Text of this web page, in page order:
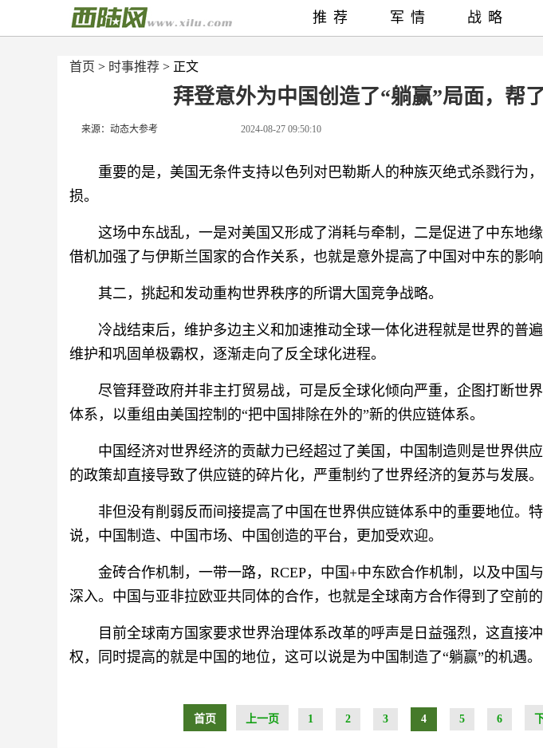
首页 > 时事推荐 > 正文
拜登意外为中国创造了“躺赢”局面，帮
来源：动态大参考 2024-08-27 09:50:10
重要的是，美国无条件支持以色列对巴勒斯人的种族灭绝式杀戮行为
损。
这场中东战乱，一是对美国又形成了消耗与牵制，二是促进了中东地
借机加强了与伊斯兰国家的合作关系，也就是意外提高了中国对中东的影响
其二，挑起和发动重构世界秩序的所谓大国竞争战略。
冷战结束后，维护多边主义和加速推动全球一体化进程就是世界的普
维护和巩固单极霸权，逐渐走向了反全球化进程。
尽管拜登政府并非主打贸易战，可是反全球化倾向严重，企图打断世
体系，以重组由美国控制的“把中国排除在外的”新的供应链体系。
中国经济对世界经济的贡献力已经超过了美国，中国制造则是世界供
的政策却直接导致了供应链的碎片化，严重制约了世界经济的复苏与发展。
非但没有削弱反而间接提高了中国在世界供应链体系中的重要地位。
说，中国制造、中国市场、中国创造的平台，更加受欢迎。
金砖合作机制，一带一路，RCEP，中国+中东欧合作机制，以及中国
深入。中国与亚非拉欧亚共同体的合作，也就是全球南方合作得到了空前的
目前全球南方国家要求世界治理体系改革的呼声是日益强烈，这直接
权，同时提高的就是中国的地位，这可以说是为中国制造了“躺赢”的机遇。
首页 上一页 1 2 3 4 5 6
推荐 军情 战略